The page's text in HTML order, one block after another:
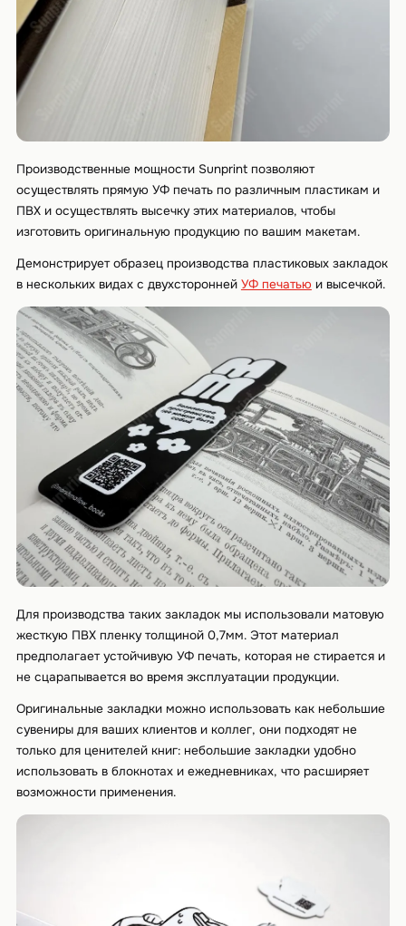
Производственные мощности Sunprint позволяют
осуществлять прямую УФ печать по различным пластикам и
ПВХ и осуществлять высечку этих материалов, чтобы
изготовить оригинальную продукцию по вашим макетам.
Демонстрирует образец производства пластиковых закладок
в нескольких видах с двухсторонней УФ печатью и высечкой.
Для производства таких закладок мы использовали матовую
жесткую ПВХ пленку толщиной 0,7мм. Этот материал
предполагает устойчивую УФ печать, которая не стирается и
не сцарапывается во время эксплуатации продукции.
Оригинальные закладки можно использовать как небольшие
сувениры для ваших клиентов и коллег, они подходят не
только для ценителей книг: небольшие закладки удобно
использовать в блокнотах и ежедневниках, что расширяет
возможности применения.